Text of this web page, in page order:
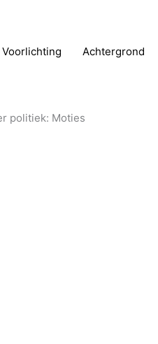
Voorlichting Achtergrond
politiek: Moties